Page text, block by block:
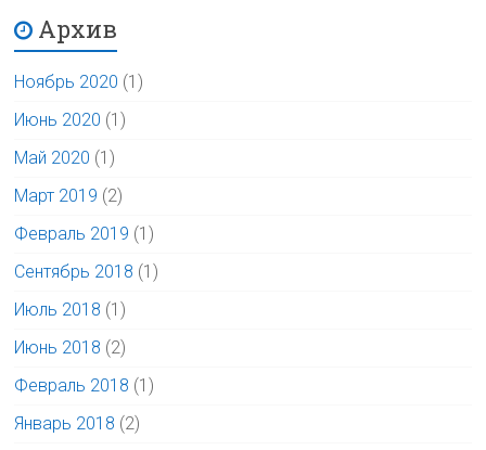
Архив
Ноябрь 2020 (1)
Июнь 2020 (1)
Май 2020 (1)
Март 2019 (2)
Февраль 2019 (1)
Сентябрь 2018 (1)
Июль 2018 (1)
Июнь 2018 (2)
Февраль 2018 (1)
Январь 2018 (2)